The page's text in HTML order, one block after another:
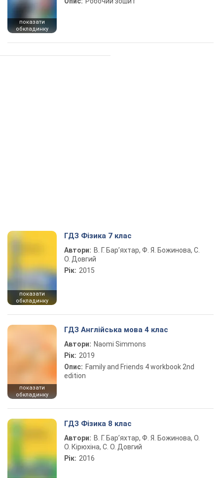
показати
обкладинку
показати
обкладинку
ГДЗ Фізика 7 клас
Автори: В. Г. Бар’яхтар, Ф. Я. Божинова, С.
О. Довгий
Рік: 2015
показати
обкладинку
ГДЗ Англійська мова 4 клас
Автори: Naomi Simmons
Рік: 2019
Опис: Family and Friends 4 workbook 2nd
edition
ГДЗ Фізика 8 клас
Автори: В. Г. Бар’яхтар, Ф. Я. Божинова, О.
О. Кірюхіна, С. О. Довгий
Рік: 2016